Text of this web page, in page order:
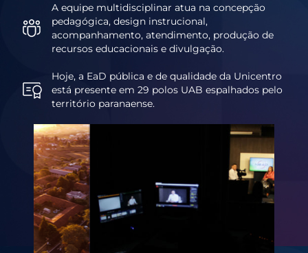
A equipe multidisciplinar atua na concepção
pedagógica, design instrucional,
acompanhamento, atendimento, produção de
recursos educacionais e divulgação.
Hoje, a EaD pública e de qualidade da Unicentro
está presente em 29 polos UAB espalhados pelo
território paranaense.